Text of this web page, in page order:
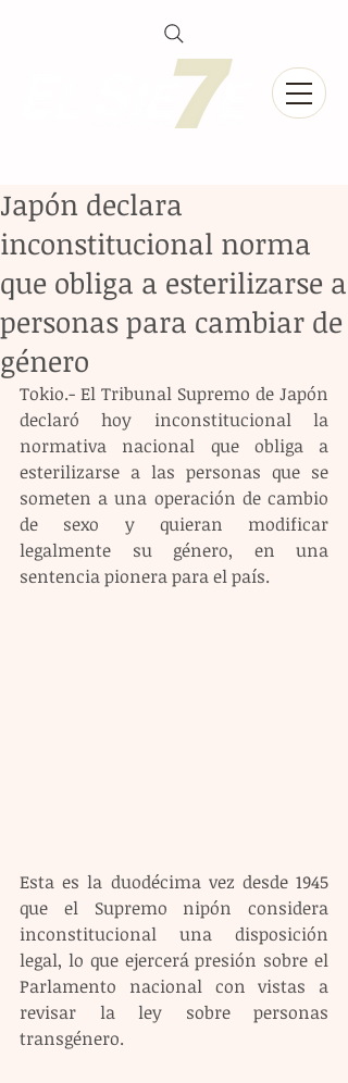
Japón declara
inconstitucional norma
que obliga a esterilizarse a
personas para cambiar de
género
Tokio.- El Tribunal Supremo de Japón
declaró hoy inconstitucional la
normativa nacional que obliga a
esterilizarse a las personas que se
someten a una operación de cambio
de sexo y quieran modificar
legalmente su género, en una
sentencia pionera para el país.
Esta es la duodécima vez desde 1945
que el Supremo nipón considera
inconstitucional una disposición
legal, lo que ejercerá presión sobre el
Parlamento nacional con vistas a
revisar la ley sobre personas
transgénero.